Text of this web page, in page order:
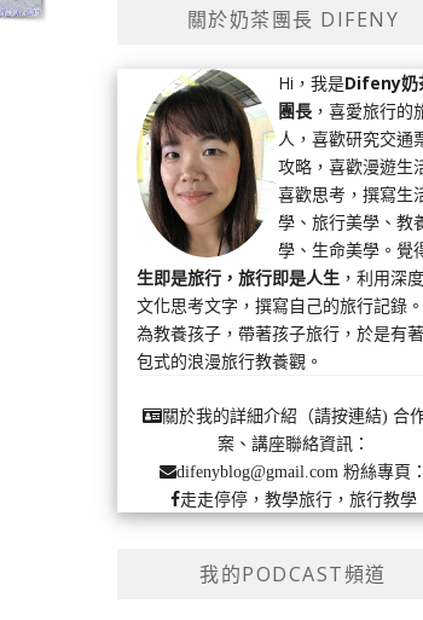
關於奶茶團長 DIFENY
Hi，我是Difeny奶
團長 ，喜愛旅行的
人，喜歡研究交通
攻略，喜歡漫遊生
喜歡思考，撰寫生
學、旅行美學、教
學、生命美學。覺
生即是旅行，旅行即是人生 ，利用深
文化思考文字，撰寫自己的旅行記錄
為教養孩子，帶著孩子旅行，於是有
包式的浪漫旅行教養觀。
關於我的詳細介紹（請按連結) 合
案、講座聯絡資訊：
difenyblog@gmail.com粉絲專頁：
走走停停，教學旅行，旅行教學
我的PODCAST頻道